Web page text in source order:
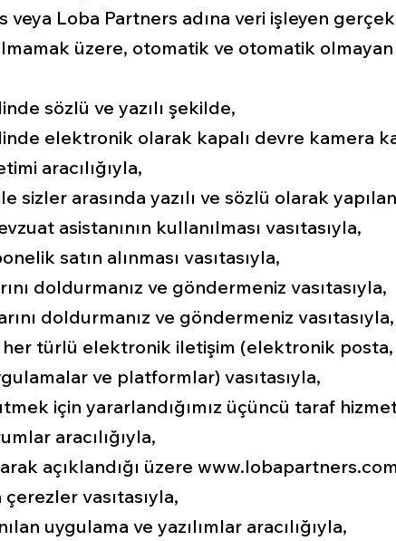
Loba Partners adına veri işleyen
üzere, otomatik ve otomatik
sözlü ve yazılı şekilde,
elektronik olarak kapalı devre kamera
aracılığıyla,
sizler arasında yazılı ve sözlü olarak
asistanının kullanılması vasıtasıyla,
satın alınması vasıtasıyla,
doldurmanız ve göndermeniz vasıtasıyla,
doldurmanız ve göndermeniz vasıtasıyla,
her türlü elektronik iletişim (elektronik
ve platformlar) vasıtasıyla,
için yararlandığımız üçüncü taraf
aracılığıyla,
açıklandığı üzere
vasıtasıyla,
uygulama ve yazılımlar aracılığıyla,